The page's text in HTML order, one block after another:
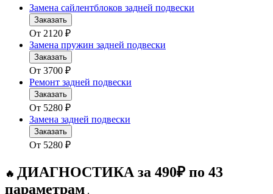
Замена сайлентблоков задней подвески
Заказать
От 2120 ₽
Замена пружин задней подвески
Заказать
От 3700 ₽
Ремонт задней подвески
Заказать
От 5280 ₽
Замена задней подвески
Заказать
От 5280 ₽
🔥 ДИАГНОСТИКА за 490₽ по 43
параметрам .